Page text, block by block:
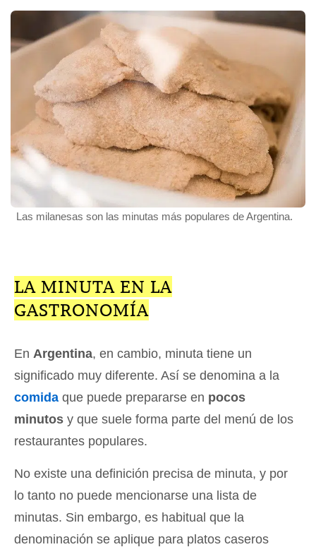
Las milanesas son las minutas más populares de Argentina.
LA MINUTA EN LA
GASTRONOMÍA
En Argentina, en cambio, minuta tiene un
significado muy diferente. Así se denomina a la
comida que puede prepararse en pocos
minutos y que suele forma parte del menú de los
restaurantes populares.
No existe una definición precisa de minuta, y por
lo tanto no puede mencionarse una lista de
minutas. Sin embargo, es habitual que la
denominación se aplique para platos caseros